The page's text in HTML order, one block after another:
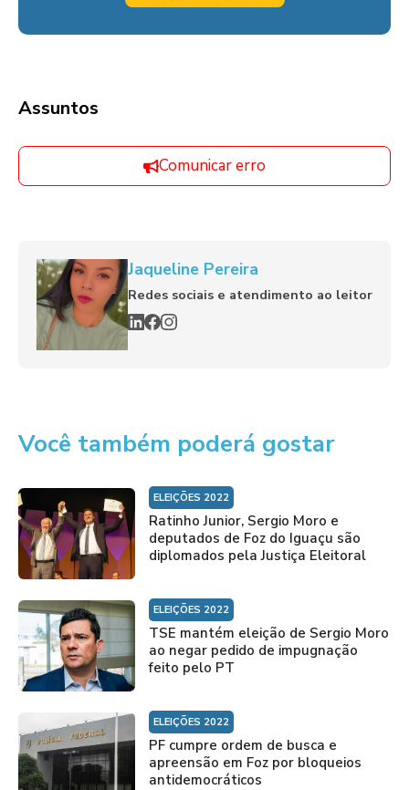
Assuntos
Comunicar erro
Jaqueline Pereira
Redes sociais e atendimento ao leitor
Você também poderá gostar
ELEIÇÕES 2022
Ratinho Junior, Sergio Moro e
deputados de Foz do Iguaçu são
diplomados pela Justiça Eleitoral
ELEIÇÕES 2022
TSE mantém eleição de Sergio Moro
ao negar pedido de impugnação
feito pelo PT
ELEIÇÕES 2022
PF cumpre ordem de busca e
apreensão em Foz por bloqueios
antidemocráticos